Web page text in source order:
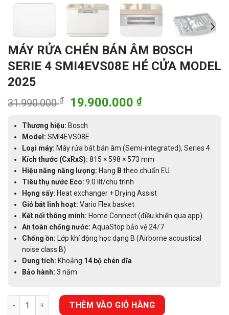
MÁY RỬA CHÉN BÁN ÂM BOSCH
SERIE 4 SMI4EVS08E HÉ CỬA MODEL
2025
31.990.000₫
Giá
là:
31.990.000 ₫.
19.900.000 ₫Giá
19.900.000 ₫.
Thương hiệu: Bosch
Model: SMI4EVS08E
Loại máy: Máy rửa bát bán âm (Semi-integrated), Series 4
Kích thước (CxRxS): 815 × 598 × 573 mm
Hiệu năng năng lượng: Hạng B theo chuẩn EU
Tiêu thụ nước Eco: 9.0 lít/chu trình
Họng sấy: Heat exchanger + Drying Assist
Giỏ bát linh hoạt: Vario Flex basket
Kết nối thông minh: Home Connect (điều khiển qua app)
An toàn chống nước: AquaStop bảo vệ 24/7
Chống ồn: Lớp khí động học dạng B (Airborne acoustical
noise class B)
Dung tích: Khoảng 14 bộ chén dĩa
Bảo hành: 3 năm
MÁY RỬA CHÉN BÁN ÂM BOSCH SERIE 4 SMI4EVS08E HÉ
THÊM VÀO GIỎ HÀNG